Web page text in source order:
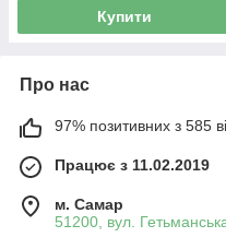
Купити
Про нас
97% позитивних з 585
Працює з 11.02.2019
м. Самар
51200, вул.